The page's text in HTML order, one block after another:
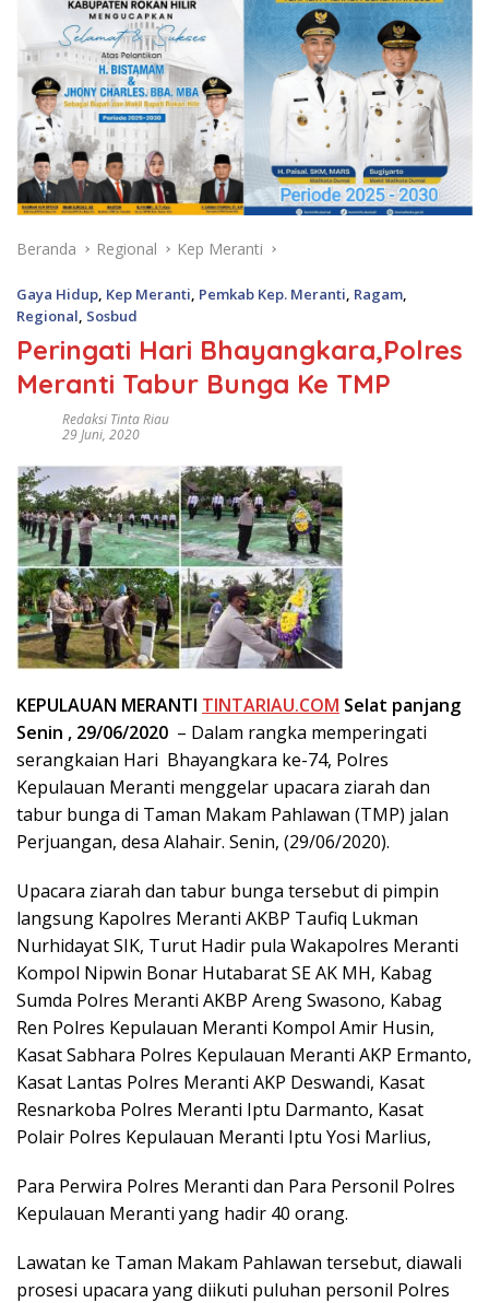
Beranda Regional Kep Meranti
Gaya Hidup Kep Meranti Pemkab Kep. Meranti Ragam
Regional Sosbud
Peringati Hari Bhayangkara,Polres
Meranti Tabur Bunga Ke TMP
Redaksi Tinta Riau
29 Juni, 2020
KEPULAUAN MERANTI TINTARIAU.COM Selat panjang
Senin , 29/06/2020 – Dalam rangka memperingati
serangkaian Hari Bhayangkara ke-74, Polres
Kepulauan Meranti menggelar upacara ziarah dan
tabur bunga di Taman Makam Pahlawan (TMP) jalan
Perjuangan, desa Alahair. Senin, (29/06/2020).
Upacara ziarah dan tabur bunga tersebut di pimpin
langsung Kapolres Meranti AKBP Taufiq Lukman
Nurhidayat SIK, Turut Hadir pula Wakapolres Meranti
Kompol Nipwin Bonar Hutabarat SE AK MH, Kabag
Sumda Polres Meranti AKBP Areng Swasono, Kabag
Ren Polres Kepulauan Meranti Kompol Amir Husin,
Kasat Sabhara Polres Kepulauan Meranti AKP Ermanto,
Kasat Lantas Polres Meranti AKP Deswandi, Kasat
Resnarkoba Polres Meranti Iptu Darmanto, Kasat
Polair Polres Kepulauan Meranti Iptu Yosi Marlius,
Para Perwira Polres Meranti dan Para Personil Polres
Kepulauan Meranti yang hadir 40 orang.
Lawatan ke Taman Makam Pahlawan tersebut, diawali
prosesi upacara yang diikuti puluhan personil Polres